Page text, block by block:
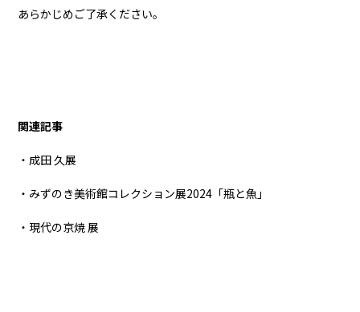
あらかじめご了承ください。
関連記事
・成田 久展
・みずのき美術館コレクション展2024「瓶と魚」
・現代の京焼 展